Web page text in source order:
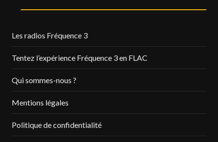
Les radios Fréquence 3
Tentez l’expérience Fréquence 3 en FLAC
Qui sommes-nous ?
Mentions légales
Politique de confidentialité